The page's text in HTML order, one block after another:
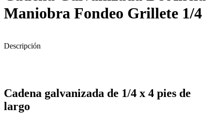
Maniobra Fondeo Grillete 1/4
Descripción
Cadena galvanizada de 1/4 x 4 pies de
largo